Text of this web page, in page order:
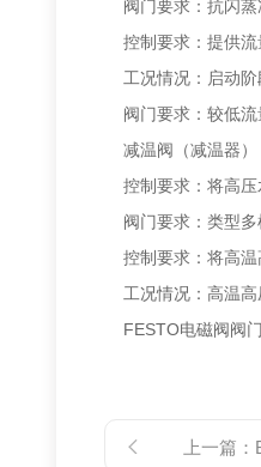
阀门要求：抗闪蒸
控制要求：提供流
工况情况：启动阶
阀门要求：较低流
减温阀（减温器）
控制要求：将高压
阀门要求：类型多
控制要求：将高温
工况情况：高温高
FESTO电磁阀阀门
上一篇：